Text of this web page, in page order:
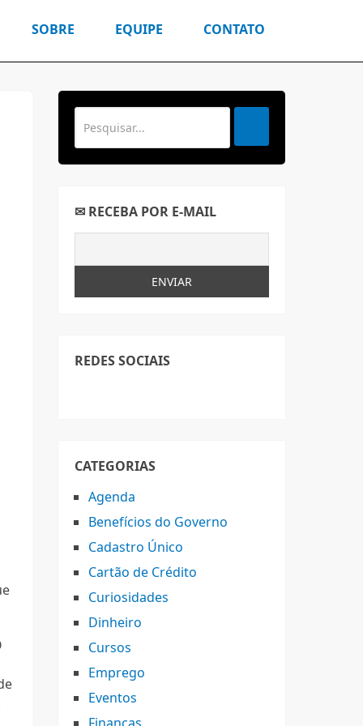
SOBRE EQUIPE CONTATO
✉ RECEBA POR E-MAIL
REDES SOCIAIS
CATEGORIAS
Agenda
Benefícios do Governo
Cadastro Único
Cartão de Crédito
Curiosidades
Dinheiro
Cursos
Emprego
Eventos